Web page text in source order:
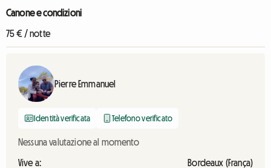
Canone e condizioni
75 € / notte
Pierre Emmanuel
Identità verificata Telefono verificato
Nessuna valutazione al momento
Vive a:
Bordeaux (França)